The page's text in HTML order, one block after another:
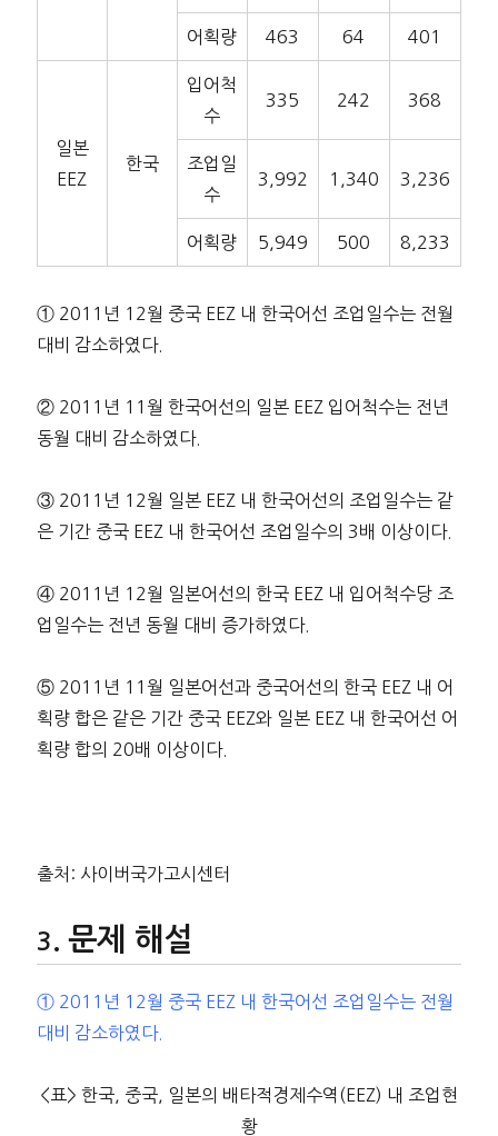
어획량 463 64 401
일본
EEZ
한국
입어척
수
335 242 368
조업일
수
3,992 1,340 3,236
어획량 5,949 500 8,233
① 2011년 12월 중국 EEZ 내 한국어선 조업일수는 전월
대비 감소하였다.
② 2011년 11월 한국어선의 일본 EEZ 입어척수는 전년
동월 대비 감소하였다.
③ 2011년 12월 일본 EEZ 내 한국어선의 조업일수는 같
은 기간 중국 EEZ 내 한국어선 조업일수의 3배 이상이다.
④ 2011년 12월 일본어선의 한국 EEZ 내 입어척수당 조
업일수는 전년 동월 대비 증가하였다.
⑤ 2011년 11월 일본어선과 중국어선의 한국 EEZ 내 어
획량 합은 같은 기간 중국 EEZ와 일본 EEZ 내 한국어선 어
획량 합의 20배 이상이다.
출처: 사이버국가고시센터
문제 해설
① 2011년 12월 중국 EEZ 내 한국어선 조업일수는 전월
대비 감소하였다.
<표> 한국, 중국, 일본의 배타적경제수역(EEZ) 내 조업현
황